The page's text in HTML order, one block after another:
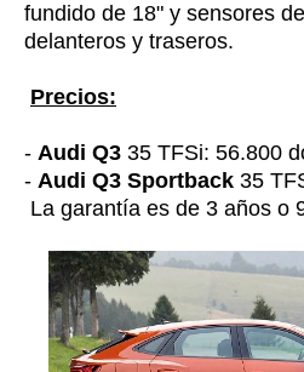
fundido de 18" y sensores
delanteros y traseros.
Precios:
- Audi Q3 35 TFSi: 56.800
- Audi Q3 Sportback 35
La garantía es de 3 años o